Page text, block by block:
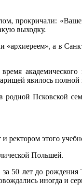
прокричали:
выходку.
а в
явилось
Псковской
этого
Польшей.
50 лет до
иногда и